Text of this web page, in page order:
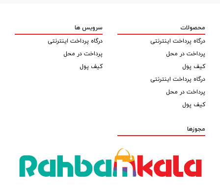
محصولات
درگاه پرداخت اینترنتی
پرداخت در محل
کیف پول
درگاه پرداخت اینترنتی
پرداخت در محل
کیف پول
سرویس ها
درگاه پرداخت اینترنتی
پرداخت در محل
کیف پول
مجوزها